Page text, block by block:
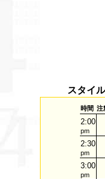
スタイ
時間 注
2:00
pm
2:30
pm
3:00
pm